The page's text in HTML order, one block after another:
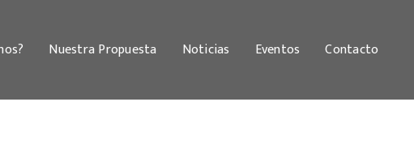
Nuestra Propuesta Noticias Eventos Contacto